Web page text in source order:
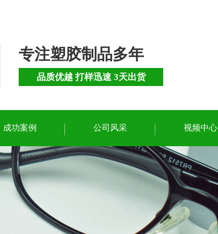
专注塑胶制品多年
品质优越 打样迅速 3天出货
成功案例 公司风采 视频中心